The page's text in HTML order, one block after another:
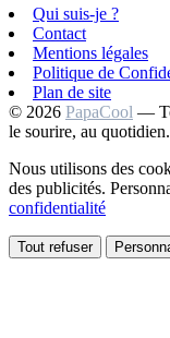
Qui suis-je ?
Contact
Mentions légales
Politique de
Plan de site
© 2026 PapaCool —
le sourire, au quotidien.
Nous utilisons des
des publicités.
confidentialité
Tout refuser